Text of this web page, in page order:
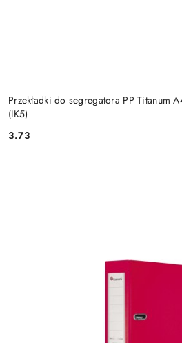
Przekładki do segregatora PP Titanum
(IK5)
Cena:
3.73